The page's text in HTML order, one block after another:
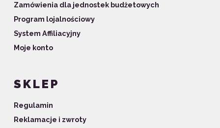
Zamówienia dla jednostek budżetowych
Program lojalnościowy
System Affiliacyjny
Moje konto
SKLEP
Regulamin
Reklamacje i zwroty